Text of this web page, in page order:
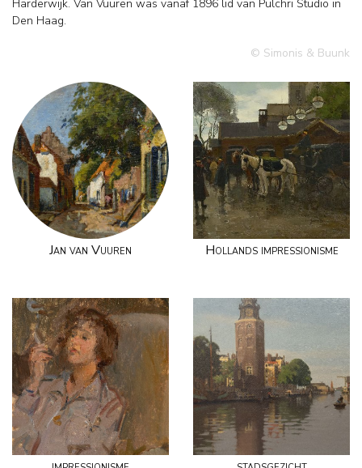
Harderwijk. Van Vuuren was vanaf 1896 lid van Pulchri Studio in
Den Haag.
© Simonis & Buunk
Jan van Vuuren Hollands impressionisme